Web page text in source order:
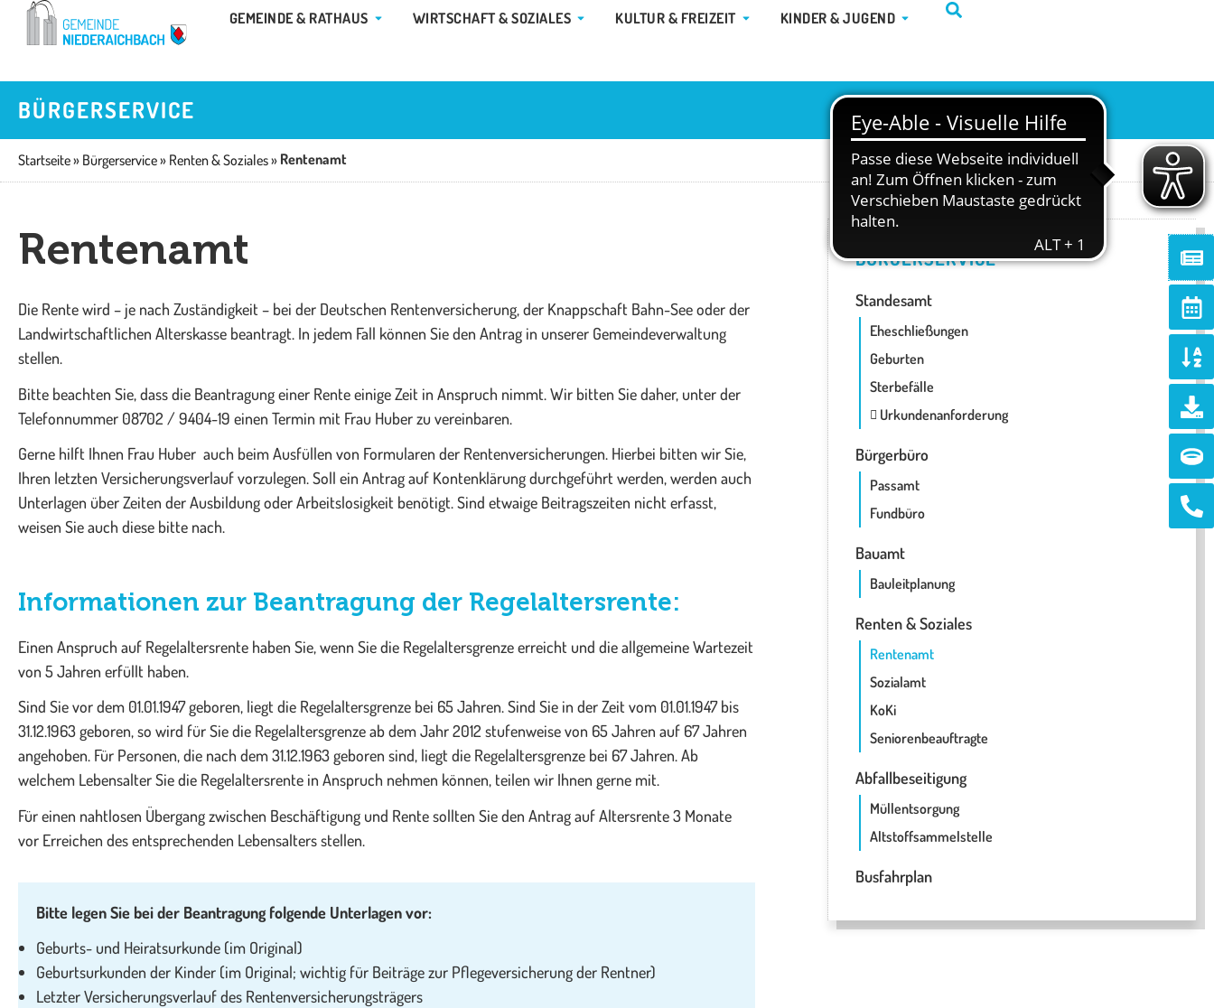
Zum
GEMEINDE & RATHAUS ÖFFNE GEMEINDE & RATHAUS
WIRTSCHAFT & SOZIALES ÖFFNE WIRTSCHAFT & SOZIALES
KULTUR & FREIZEIT ÖFFNE KULTUR & FREIZEIT
KINDER & JUGEND ÖFFNE KINDER & JUGEND
BÜRGERSERVICE
Startseite» Bürgerservice» Renten & Soziales» Rentenamt
Rentenamt
Die Rente wird – je nach Zuständigkeit – bei der Deutschen Rentenversicherung, der Knappschaft Bahn-See oder der
Landwirtschaftlichen Alterskasse beantragt. In jedem Fall können Sie den Antrag in unserer Gemeindeverwaltung
stellen.
Bitte beachten Sie, dass die Beantragung einer Rente einige Zeit in Anspruch nimmt. Wir bitten Sie daher, unter der
Telefonnummer 08702 / 9404-19 einen Termin mit Frau Huber zu vereinbaren.
Gerne hilft Ihnen Frau Huber auch beim Ausfüllen von Formularen der Rentenversicherungen. Hierbei bitten wir Sie,
Ihren letzten Versicherungsverlauf vorzulegen. Soll ein Antrag auf Kontenklärung durchgeführt werden, werden auch
Unterlagen über Zeiten der Ausbildung oder Arbeitslosigkeit benötigt. Sind etwaige Beitragszeiten nicht erfasst,
weisen Sie auch diese bitte nach.
Informationen zur Beantragung der Regelaltersrente:
Einen Anspruch auf Regelaltersrente haben Sie, wenn Sie die Regelaltersgrenze erreicht und die allgemeine Wartezeit
von 5 Jahren erfüllt haben.
Sind Sie vor dem 01.01.1947 geboren, liegt die Regelaltersgrenze bei 65 Jahren. Sind Sie in der Zeit vom 01.01.1947 bis
31.12.1963 geboren, so wird für Sie die Regelaltersgrenze ab dem Jahr 2012 stufenweise von 65 Jahren auf 67 Jahren
angehoben. Für Personen, die nach dem 31.12.1963 geboren sind, liegt die Regelaltersgrenze bei 67 Jahren. Ab
welchem Lebensalter Sie die Regelaltersrente in Anspruch nehmen können, teilen wir Ihnen gerne mit.
Für einen nahtlosen Übergang zwischen Beschäftigung und Rente sollten Sie den Antrag auf Altersrente 3 Monate
vor Erreichen des entsprechenden Lebensalters stellen.
Bitte legen Sie bei der Beantragung folgende Unterlagen vor:
Geburts- und Heiratsurkunde (im Original)
Geburtsurkunden der Kinder (im Original; wichtig für Beiträge zur Pflegeversicherung der Rentner)
Letzter Versicherungsverlauf des Rentenversicherungsträgers
BÜRGERSERVICE
Standesamt
Eheschließungen
Geburten
Sterbefälle
Urkundenanforderung
Bürgerbüro
Passamt
Fundbüro
Bauamt
Bauleitplanung
Renten & Soziales
Rentenamt
Sozialamt
KoKi
Seniorenbeauftragte
Abfallbeseitigung
Müllentsorgung
Altstoffsammelstelle
Busfahrplan
alt
alt